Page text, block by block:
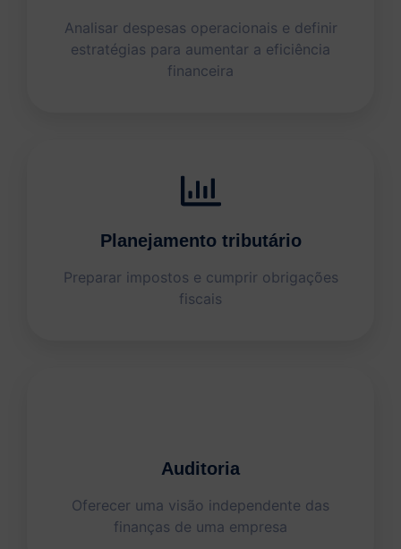
Analisar despesas operacionais e definir
estratégias para aumentar a eficiência
financeira
Planejamento tributário
Preparar impostos e cumprir obrigações
fiscais
Auditoria
Oferecer uma visão independente das
finanças de uma empresa